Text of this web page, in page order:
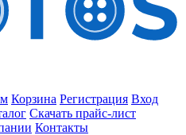
Корзина Регистрация Вход
Скачать прайс-лист
Контакты